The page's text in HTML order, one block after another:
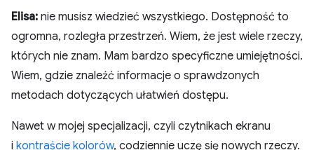
Elisa: nie musisz wiedzieć wszystkiego. Dostępność to
ogromna, rozległa przestrzeń. Wiem, że jest wiele rzeczy,
których nie znam. Mam bardzo specyficzne umiejętności.
Wiem, gdzie znaleźć informacje o sprawdzonych
metodach dotyczących ułatwień dostępu.
Nawet w mojej specjalizacji, czyli czytnikach ekranu
i kontraście kolorów, codziennie uczę się nowych rzeczy.